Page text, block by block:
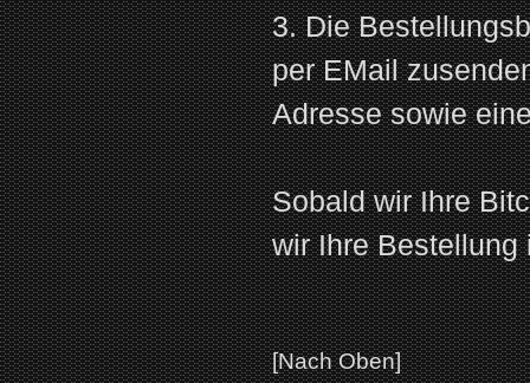
3. Die
per EMail
Adresse sowie
Sobald wir Ihre
wir Ihre Bestellung
[Nach Oben]